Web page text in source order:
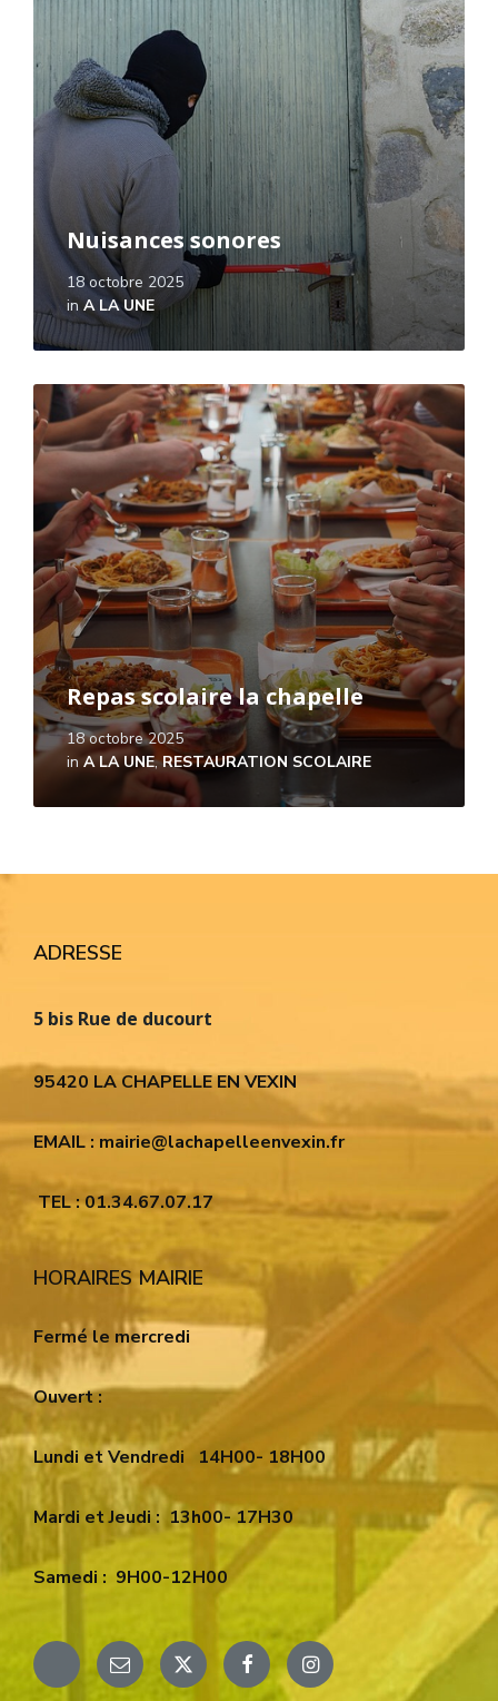
Nuisances sonores
18 octobre 2025
inA LA UNE
Repas scolaire la chapelle
18 octobre 2025
in A LA UNE,RESTAURATION SCOLAIRE
Read
More
ADRESSE
5 bis Rue de ducourt
95420 LA CHAPELLE EN VEXIN
EMAIL : mairie@lachapelleenvexin.fr
TEL : 01.34.67.07.17
HORAIRES MAIRIE
Fermé le mercredi
Ouvert :
Lundi et Vendredi 14H00- 18H00
Mardi et Jeudi : 13h00- 17H30
Samedi : 9H00-12H00
Email X FacebookInstagram